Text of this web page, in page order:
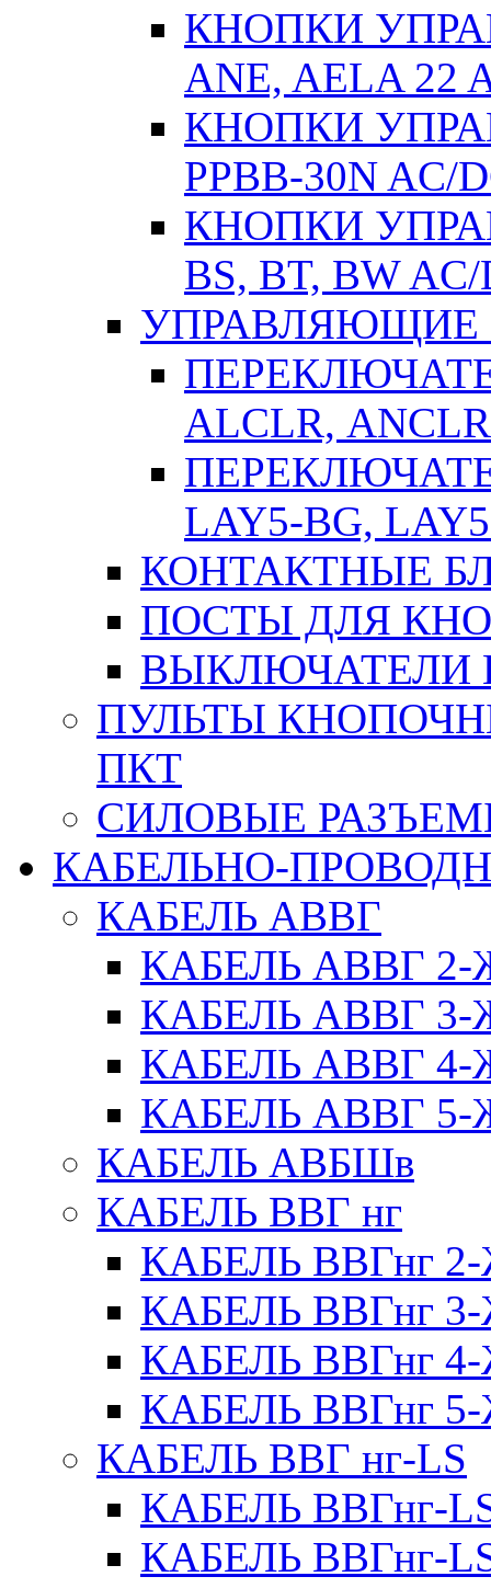
КНОПКИ
ANE, AELA 22
КНОПКИ
РPВВ-30N AC/
КНОПКИ
BS, BT, BW AC/
УПРАВЛЯЮЩИЕ
АLСLR, АNСLR
LAY5-BG,
КОНТАКТНЫЕ
ПОСТЫ ДЛЯ
ВЫКЛЮЧАТЕЛИ
ПУЛЬТЫ
ПКТ
СИЛОВЫЕ
КАБЕЛЬНО-
КАБЕЛЬ АВВГ
КАБЕЛЬ АВВГ
КАБЕЛЬ АВВГ
КАБЕЛЬ АВВГ
КАБЕЛЬ АВВГ
КАБЕЛЬ АВБШв
КАБЕЛЬ ВВГ нг
КАБЕЛЬ ВВГнг
КАБЕЛЬ ВВГнг
КАБЕЛЬ ВВГнг
КАБЕЛЬ ВВГнг
КАБЕЛЬ ВВГ нг-LS
КАБЕЛЬ ВВГнг-
КАБЕЛЬ ВВГнг-